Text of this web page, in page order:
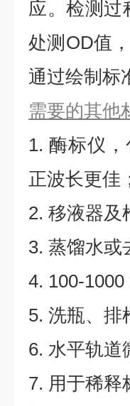
应。检测过
处测OD值
通过绘制标
需要的其他
1. 酶标仪
正波长更佳
2. 移液器及
3. 蒸馏水或
4. 100-1000
5. 洗瓶、排
6. 水平轨道
7. 用于稀释